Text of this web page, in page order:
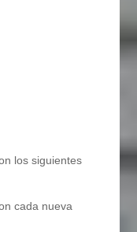
los siguientes
cada nueva